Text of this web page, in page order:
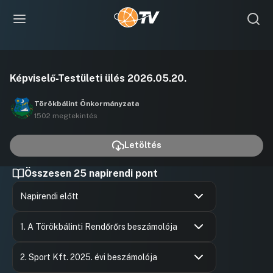
Képviselő-Testületi ülés 2026.05.20.
Törökbálint Önkormányzata
1502 megtekintés
Letöltés
Összesen 25 napirendi pont
Napirendi előtt
1. A Törökbálinti Rendőrőrs beszámolója
2. Sport Kft. 2025. évi beszámolója